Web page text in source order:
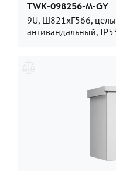
TWK-098256-M-GY
9U, Ш821хГ566,
антивандальный,